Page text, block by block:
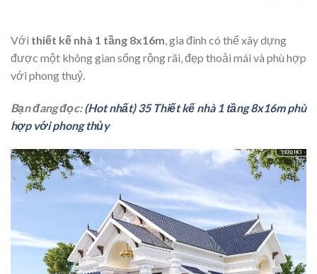
Với thiết kế nhà 1 tầng 8x16m, gia đình có thể xây dựng
được một không gian sống rộng rãi, đẹp thoải mái và phù hợp
với phong thuỷ.
Bạn đang đọc:(Hot nhất) 35 Thiết kế nhà 1 tầng 8x16m phù
hợp với phong thủy